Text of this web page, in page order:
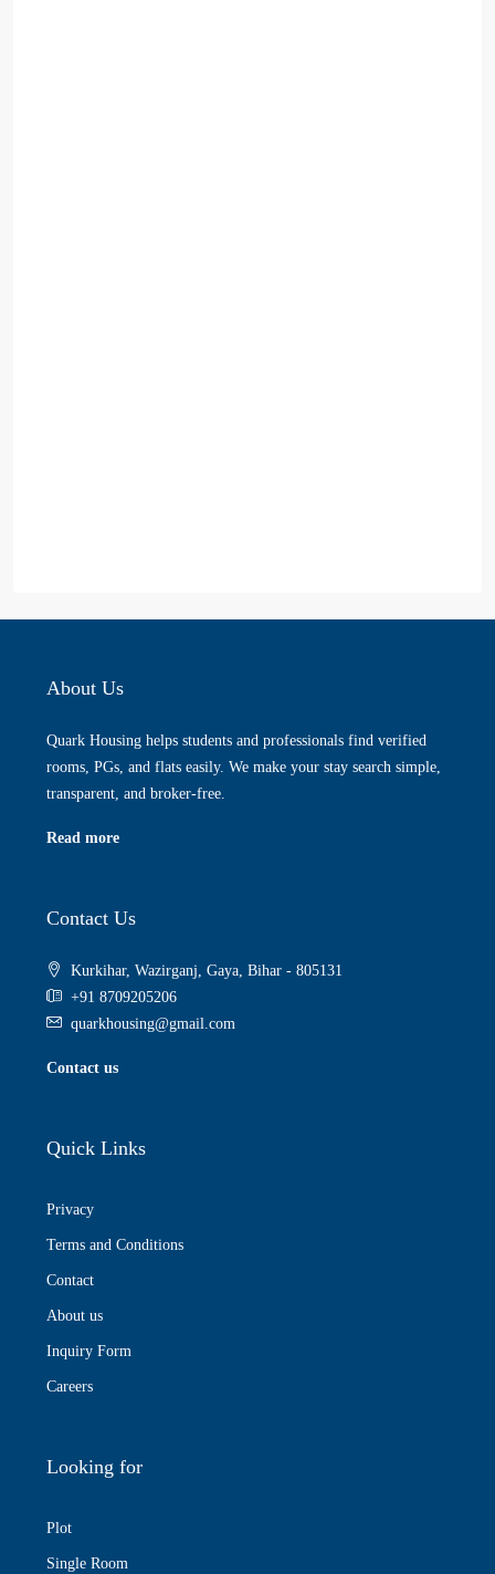
About Us
Quark Housing helps students and professionals find verified
rooms, PGs, and flats easily. We make your stay search simple,
transparent, and broker-free.
Read more
Contact Us
Kurkihar, Wazirganj, Gaya, Bihar - 805131
+91 8709205206
quarkhousing@gmail.com
Contact us
Quick Links
Privacy
Terms and Conditions
Contact
About us
Inquiry Form
Careers
Looking for
Plot
Single Room